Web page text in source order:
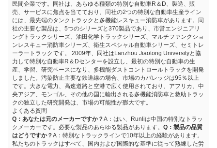
民間企業です。同社は、あらゆる種類の特別な自動車R＆D、製造、販
売、サービスに焦点を当てており、同社の2つの特別な自動車生産ライン
には、最先端のタンクトラックと多機能レスキュー消防車があります。同
社の主要な製品は、5つのシリーズと370製品であり、市営エンジニアリ
ングトラックシリーズ、油田化学トラックシリーズ、マルチファンクショ
ンレスキュー消防車シリーズ、衛生スペシャル自動車シリーズ、セミトレ
ーラートラックです。 2009年、同社はLanzhou Jiaotong Universityと協
力して特別な自動車R＆Dセンターを設立し、最初の特別な自動車の生
産、学習、研究ベースになり、多機能ダストコントロールトラックを開発
しました。汚染防止主要な鉄道線の場合、市場のカバレッジは95％以上
です。大きな電力、高速道路と空港で広く使用されており、アフリカ、中
央アジア、モンゴル、その他の国に輸出される多機能消防車と救助トラッ
クの独立した研究開発は、市場の可能性が膨大です。
よくある質問
Q：あなたは元のメーカーですか？A：はい、Runliは中国の特別なトラッ
クメーカーです。必要な製品のあらゆる製品があります。 Q：製品の品質
はどうですか？A：特別なトラックラインで10年以上の経験があります。
私たちのトラックはすべて、国内および国際的な基準に従って熟練した労